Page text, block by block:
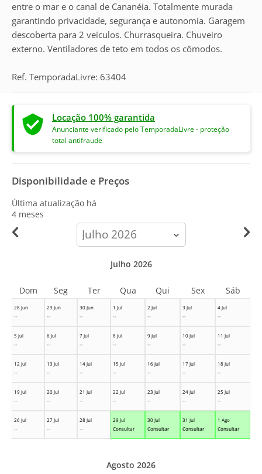
entre o mar e o canal de Cananéia. Totalmente murada
garantindo privacidade, segurança e autonomia. Garagem
descoberta para 2 veículos. Churrasqueira. Chuveiro
externo. Ventiladores de teto em todos os cômodos.
Ref. TemporadaLivre: 63404
Locação 100% garantida
Anunciante verificado pelo TemporadaLivre - proteção
total antifraude
Disponibilidade e Preços
Última atualização há
4 meses
calendar-
month
28 Jun
--
29 Jun
--
30 Jun
--
1 Jul
--
2 Jul
--
3 Jul
--
4 Jul
--
5 Jul
--
6 Jul
--
7 Jul
--
8 Jul
--
9 Jul
--
10 Jul
--
11 Jul
--
12 Jul
--
13 Jul
--
14 Jul
--
15 Jul
--
16 Jul
--
17 Jul
--
18 Jul
--
19 Jul
--
20 Jul
--
21 Jul
--
22 Jul
--
23 Jul
--
24 Jul
--
25 Jul
--
26 Jul
--
27 Jul
--
28 Jul
--
29 Jul
Consultar
30 Jul
Consultar
31 Jul
Consultar
1 Ago
Consultar
Julho 2026
Dom Seg Ter Qua Qui Sex Sáb
Agosto 2026